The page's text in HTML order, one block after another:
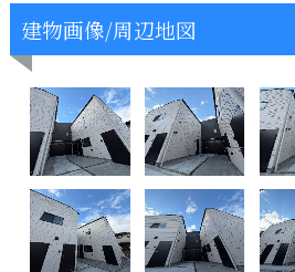
建物画像/周辺地図